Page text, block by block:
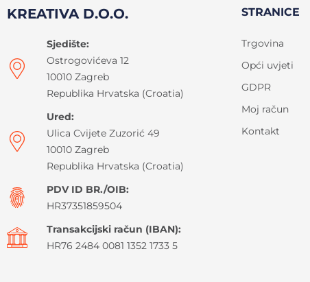
KREATIVA D.O.O.
Sjedište:
Ostrogovićeva 12
10010 Zagreb
Republika Hrvatska (Croatia)
Ured:
Ulica Cvijete Zuzorić 49
10010 Zagreb
Republika Hrvatska (Croatia)
PDV ID BR./OIB:
HR37351859504
Transakcijski račun (IBAN):
HR76 2484 0081 1352 1733 5
STRANICE
Trgovina
Opći uvjeti
GDPR
Moj račun
Kontakt